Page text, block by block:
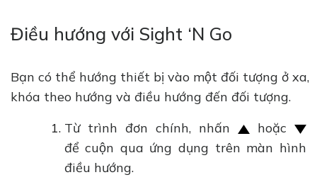
Điều hướng với Sight ‘N Go
Bạn có thể hướng thiết bị vào một đối tượng ở xa,
khóa theo hướng và điều hướng đến đối tượng.
Từ trình đơn chính, nhấn
hoặc
để cuộn qua ứng dụng trên màn hình
điều hướng.